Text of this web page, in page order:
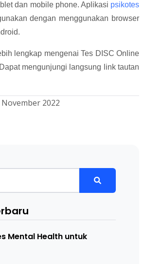
dan mobile phone. Aplikasi psikotes
dengan menggunakan browser
lengkap mengenai Tes DISC Online
mengunjungi langsung link tautan
November 2022
Mental Health untuk